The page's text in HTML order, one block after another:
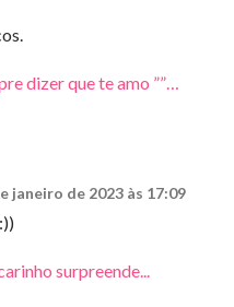
dizer que te amo ””…
janeiro de 2023 às 17:09
surpreende...